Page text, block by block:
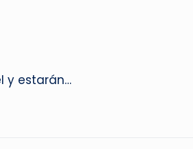
y estarán…